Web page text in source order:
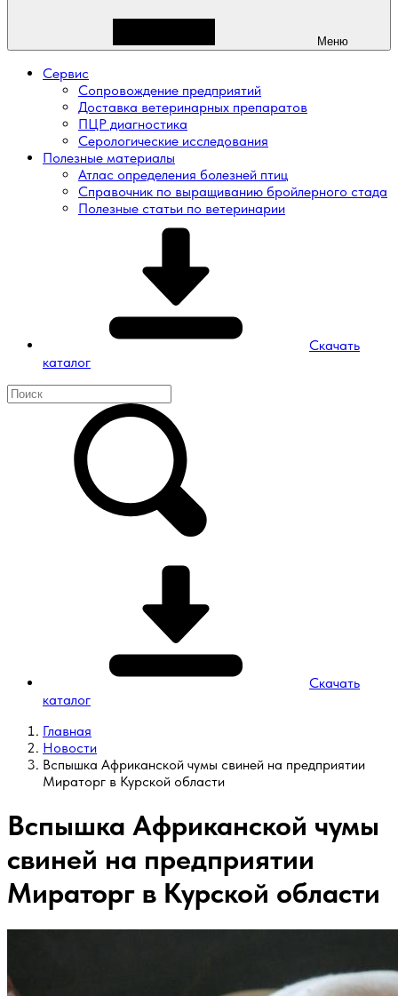
Меню
Сервис
Сопровождение предприятий
Доставка ветеринарных препаратов
ПЦР диагностика
Серологические исследования
Полезные материалы
Атлас определения болезней птиц
Справочник по выращиванию бройлерного стада
Полезные статьи по ветеринарии
Скачать
каталог
Скачать
каталог
Главная
Новости
Вспышка Африканской чумы свиней на предприятии
Мираторг в Курской области
Вспышка Африканской чумы
свиней на предприятии
Мираторг в Курской области